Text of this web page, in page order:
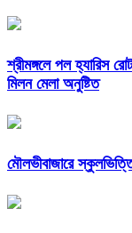
শ্রীমঙ্গলে পল হ্যারিস
মিলন মেলা অনুষ্টিত
মৌলভীবাজারে